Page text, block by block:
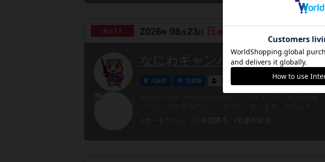
あと 7人 2026年 08 月 23 日 曜日
なにわギャンパラ会SS Aug. 2026
大阪府 淀屋橋 誰でも参加
#ボードゲーム
#正体隠匿系 #初参加歓迎